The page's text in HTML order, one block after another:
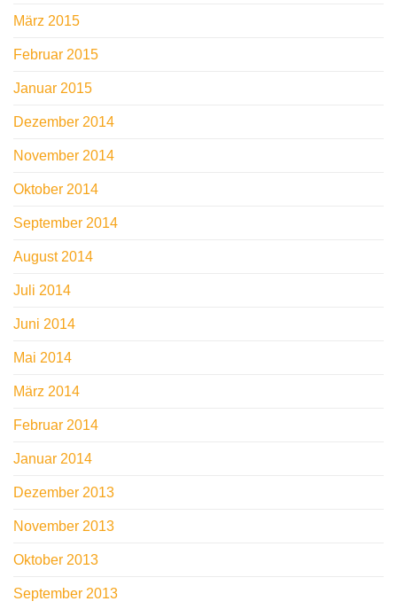
März 2015
Februar 2015
Januar 2015
Dezember 2014
November 2014
Oktober 2014
September 2014
August 2014
Juli 2014
Juni 2014
Mai 2014
März 2014
Februar 2014
Januar 2014
Dezember 2013
November 2013
Oktober 2013
September 2013